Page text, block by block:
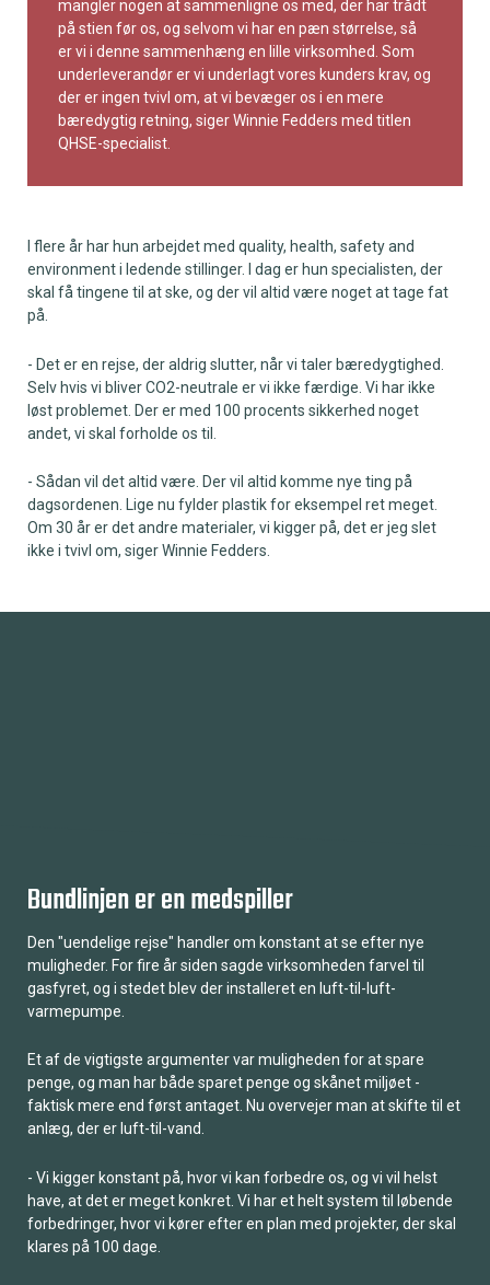
mangler nogen at sammenligne os med, der har trådt
på stien før os, og selvom vi har en pæn størrelse, så
er vi i denne sammenhæng en lille virksomhed. Som
underleverandør er vi underlagt vores kunders krav, og
der er ingen tvivl om, at vi bevæger os i en mere
bæredygtig retning, siger Winnie Fedders med titlen
QHSE-specialist.
I flere år har hun arbejdet med quality, health, safety and
environment i ledende stillinger. I dag er hun specialisten, der
skal få tingene til at ske, og der vil altid være noget at tage fat
på.
- Det er en rejse, der aldrig slutter, når vi taler bæredygtighed.
Selv hvis vi bliver CO2-neutrale er vi ikke færdige. Vi har ikke
løst problemet. Der er med 100 procents sikkerhed noget
andet, vi skal forholde os til.
- Sådan vil det altid være. Der vil altid komme nye ting på
dagsordenen. Lige nu fylder plastik for eksempel ret meget.
Om 30 år er det andre materialer, vi kigger på, det er jeg slet
ikke i tvivl om, siger Winnie Fedders.
Bundlinjen er en medspiller
Den "uendelige rejse" handler om konstant at se efter nye
muligheder. For fire år siden sagde virksomheden farvel til
gasfyret, og i stedet blev der installeret en luft-til-luft-
varmepumpe.
Et af de vigtigste argumenter var muligheden for at spare
penge, og man har både sparet penge og skånet miljøet -
faktisk mere end først antaget. Nu overvejer man at skifte til et
anlæg, der er luft-til-vand.
- Vi kigger konstant på, hvor vi kan forbedre os, og vi vil helst
have, at det er meget konkret. Vi har et helt system til løbende
forbedringer, hvor vi kører efter en plan med projekter, der skal
klares på 100 dage.